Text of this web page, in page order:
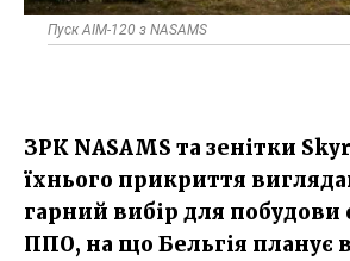
Пуск AIM-120 з NASAMS
ЗРК NASAMS та зенітки
їхнього прикриття
гарний вибір для побудови
ППО, на що Бельгія планує